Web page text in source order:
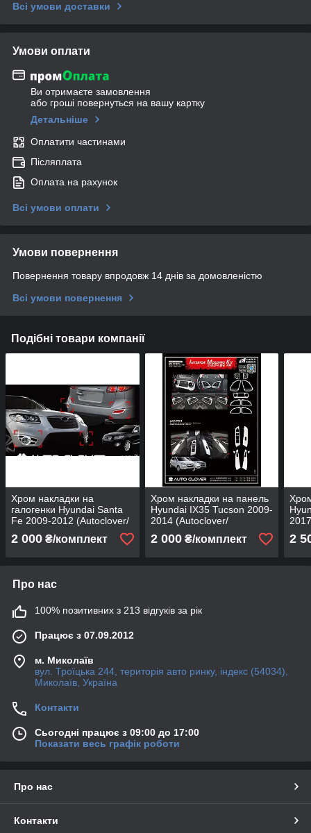
Всі умови доставки
Умови оплати
Ви отримаєте замовлення
або гроші повернуться на вашу картку
Детальніше
Оплатити частинами
Післяплата
Оплата на рахунок
Всі умови оплати
Умови повернення
Повернення товару впродовж 14 днів за домовленістю
Всі умови повернення
Подібні товари компанії
Хром накладки на
галогенки Hyundai Santa
Fe 2009-2012 (Autoclover/
Корея/B663)
2 000 ₴/комплект
Хром накладки на панель
Hyundai IX35 Tucson 2009-
2014 (Autoclover/
Корея/C358)
2 000₴/комплект 2
Про нас
100% позитивних з 213 відгуків за рік
Працює з 07.09.2012
м. Миколаїв
вул. Троїцька 244, територія авто ринку, індекс (54034),
Миколаїв, Україна
Контакти
Сьогодні працює з 09:00 до 17:00
Показати весь графік роботи
Про нас
Контакти